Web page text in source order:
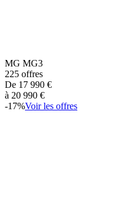
MG MG3
225 offres
De 17 990 €
à 20 990 €
-17%Voir les offres